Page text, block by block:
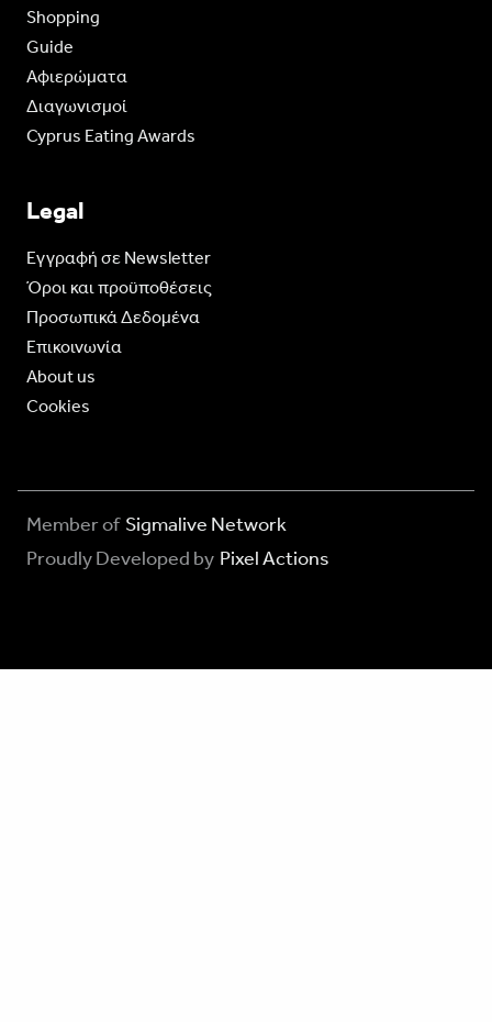
Shopping
Guide
Aφιερώματα
Διαγωνισμοί
Cyprus Eating Awards
Legal
Eγγραφή σε Newsletter
Όροι και προϋποθέσεις
Προσωπικά Δεδομένα
Επικοινωνία
About us
Cookies
Member of Sigmalive Network
Proudly Developed by Pixel Actions